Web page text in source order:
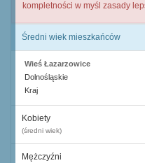
kompletności w myśl zasady
Średni wiek mieszkańców
Wieś Łazarzowice
Dolnośląskie
Kraj
Kobiety
(średni wiek)
Mężczyźni